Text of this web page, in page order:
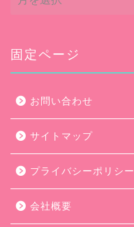
ー
ブ
固定ページ
お問い合わせ
サイトマップ
プライバシーポリシー
会社概要